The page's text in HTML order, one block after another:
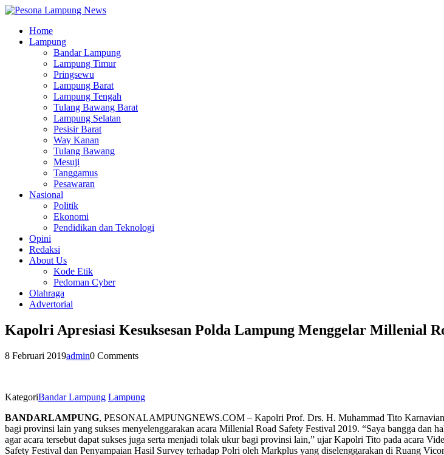
Home
Lampung
Bandar Lampung
Lampung Timur
Pringsewu
Lampung Barat
Lampung Tengah
Tulang Bawang Barat
Lampung Selatan
Pesisir Barat
Way Kanan
Tulang Bawang
Mesuji
Tanggamus
Pesawaran
Nasional
Politik
Ekonomi
Pendidikan dan Teknologi
Opini
Redaksi
About Us
Kode Etik
Pedoman Cyber
Olahraga
Advertorial
Kapolri Apresiasi Kesuksesan Polda Lampung Menggelar Millenial
8 Februari 2019admin0 Comments
KategoriBandar Lampung Lampung
BANDARLAMPUNG, PESONALAMPUNGNEWS.COM – Kapolri Prof. Drs. H. Muhammad Tito
bagi provinsi lain yang sukses menyelenggarakan acara Millenial Road Safety Festival 2019. “Saya bangga dan
agar acara tersebut dapat sukses juga serta menjadi tolak ukur bagi provinsi lain,” ujar Kapolri Tito pada acara
Safety Festival dan Penyampaian Hasil Survey terhadap Polri oleh Markplus yang diselenggarakan di Ruang